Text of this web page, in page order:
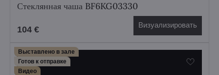
Стеклянная чаша BF6KG03330
104 € Визуализировать
Выставлено в зале
Готов к отправке
Bидео